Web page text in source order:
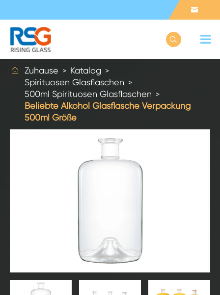


 Zuhause
Katalog
Spirituosen Glasflaschen
500ml Spirituosen Glasflaschen
Beliebte Alkohol Glasflasche Verpackung
500ml Größe